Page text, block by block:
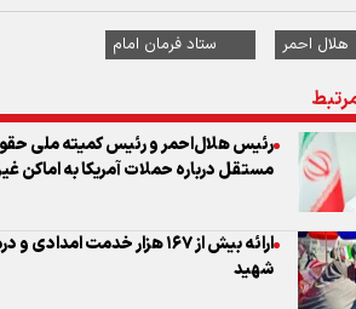
هلال احمر ستاد فرمان امام
رئیس هلال‌احمر و رئیس کمیته ملی
مستقل درباره حملات آمریکا به اماکن
ارائه بیش از ۱۶۷ هزار خدمت
شهید